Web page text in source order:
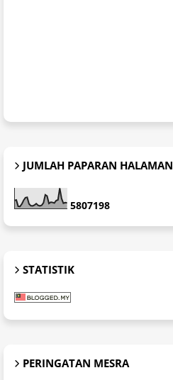
JUMLAH PAPARAN HALAMAN
5807198
STATISTIK
PERINGATAN MESRA